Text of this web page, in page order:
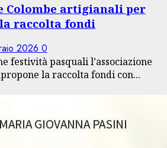
Colombe artigianali per
raccolta fondi
2026 0
festività pasquali l’associazione
la raccolta fondi con...